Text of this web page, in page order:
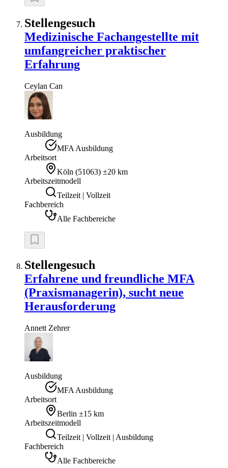
Stellengesuch
Medizinische Fachangestellte mit
umfangreicher praktischer
Erfahrung
Ceylan Can
Ausbildung
MFA Ausbildung
Arbeitsort
Köln (51063) ±20 km
Arbeitszeitmodell
Teilzeit | Vollzeit
Fachbereich
Alle Fachbereiche
Stellengesuch
Erfahrene und freundliche MFA
(Praxismanagerin), sucht neue
Herausforderung
Annett Zehrer
Ausbildung
MFA Ausbildung
Arbeitsort
Berlin ±15 km
Arbeitszeitmodell
Teilzeit | Vollzeit | Ausbildung
Fachbereich
Alle Fachbereiche